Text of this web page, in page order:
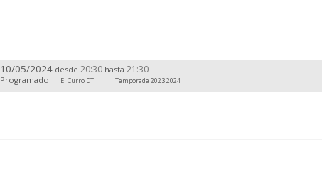
10/05/2024 desde 20:30 hasta 21:30
Programado El Curro DT Temporada 2023 2024